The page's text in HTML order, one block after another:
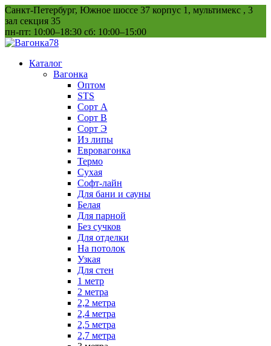
Перейти
к
содержанию
Санкт-Петербург, Южное шоссе 37 корпус 1, мультимекс , 3
зал секция 35
пн-пт: 10:00–18:30 сб: 10:00–15:00
Каталог
Вагонка
Оптом
STS
Сорт А
Сорт В
Сорт Э
Из липы
Евровагонка
Термо
Сухая
Софт-лайн
Для бани и сауны
Белая
Для парной
Без сучков
Для отделки
На потолок
Узкая
Для стен
1 метр
2 метра
2,2 метра
2,4 метра
2,5 метра
2,7 метра